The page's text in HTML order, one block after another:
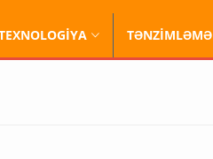
TƏNZİMLƏMƏ